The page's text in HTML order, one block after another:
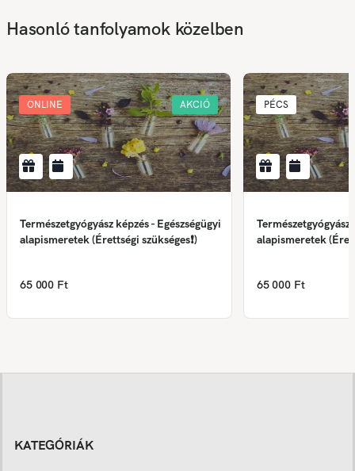
Hasonló tanfolyamok közelben
ONLINE AKCIÓ
Természetgyógyász képzés - Egészségügyi
alapismeretek (Érettségi szükséges❗)
65 000 Ft
PÉCS
Természetgyógyász
alapismeretek
65 000 Ft
KATEGÓRIÁK